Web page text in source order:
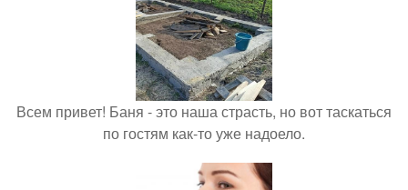
Всем привет! Баня - это наша страсть, но вот таскаться
по гостям как-то уже надоело.